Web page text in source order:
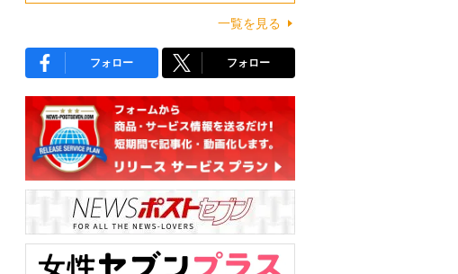
一覧を見る
フォロー フォロー